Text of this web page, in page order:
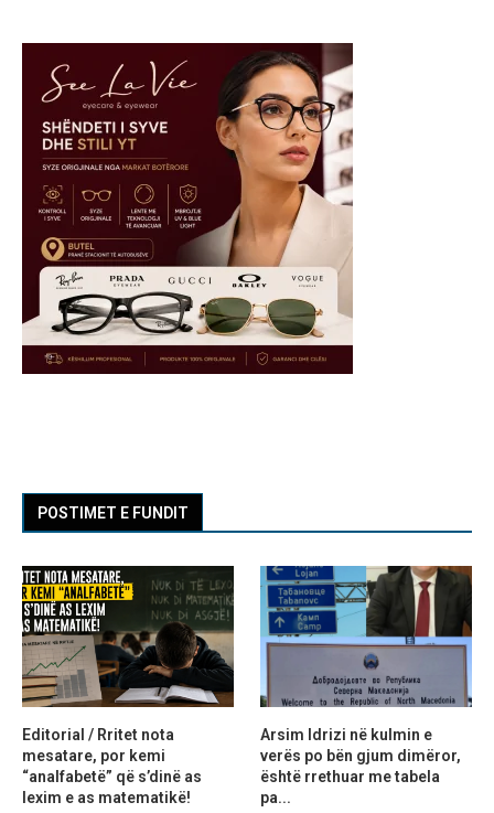
POSTIMET E FUNDIT
Editorial / Rritet nota
mesatare, por kemi
“analfabetë” që s’dinë as
lexim e as matematikë!
Arsim Idrizi në kulmin e
verës po bën gjum dimëror,
është rrethuar me tabela
pa...